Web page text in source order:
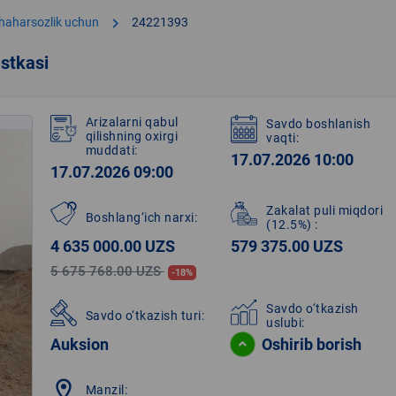
uchun chevron_right 24221393
Arizalarni qabul
qilishning oxirgi
muddati:
17.07.2026 09:00
Savdo boshlanish
vaqti:
17.07.2026 10:00
Boshlang‘ich narxi:
4 635 000.00 UZS
5 675 768.00 UZS -18%
Zakalat puli miqdori
(12.5%) :
579 375.00 UZS
Savdo o‘tkazish turi:
Auksion
Savdo o‘tkazish
uslubi:
Oshirib borish
location_on Manzil: